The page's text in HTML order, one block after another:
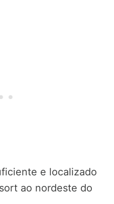
e localizado
ao nordeste do